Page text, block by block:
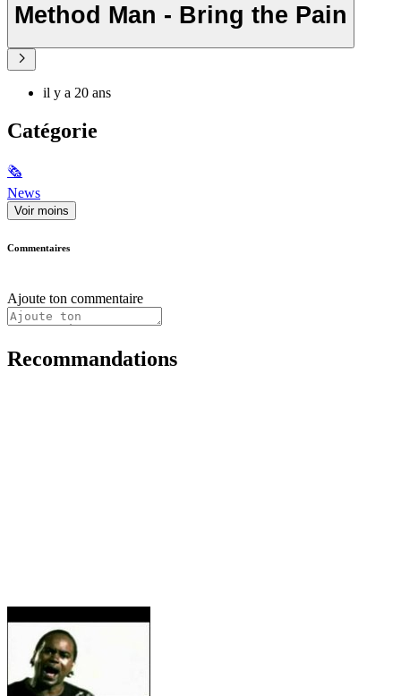
Method Man - Bring the Pain
il y a 20 ans
Catégorie
🗞
News
Voir moins
Commentaires
Ajoute ton commentaire
Recommandations